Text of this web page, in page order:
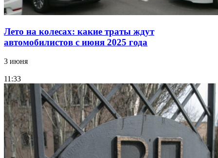
Лето на колесах: какие траты ждут
автомобилистов с июня 2025 года
3 июня
11:33